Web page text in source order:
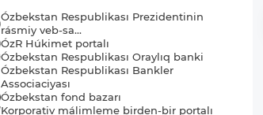
Ózbekstan Respublikası Prezidentinin
rásmiy veb-sa...
ÓzR Húkimet portalı
Ózbekstan Respublikası Oraylıq banki
Ózbekstan Respublikası Bankler
Associaciyası
Ózbekstan fond bazarı
Korporativ málimleme birden-bir portalı